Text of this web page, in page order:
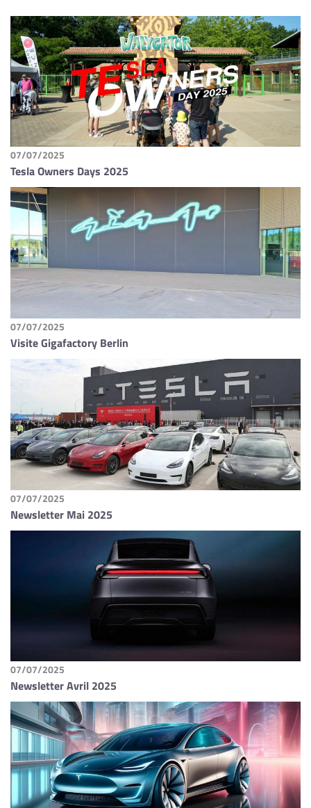
07/07/2025
Tesla Owners Days 2025
07/07/2025
Visite Gigafactory Berlin
07/07/2025
Newsletter Mai 2025
07/07/2025
Newsletter Avril 2025